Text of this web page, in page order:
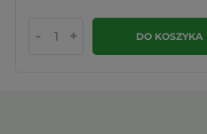
- + DO KOSZYKA